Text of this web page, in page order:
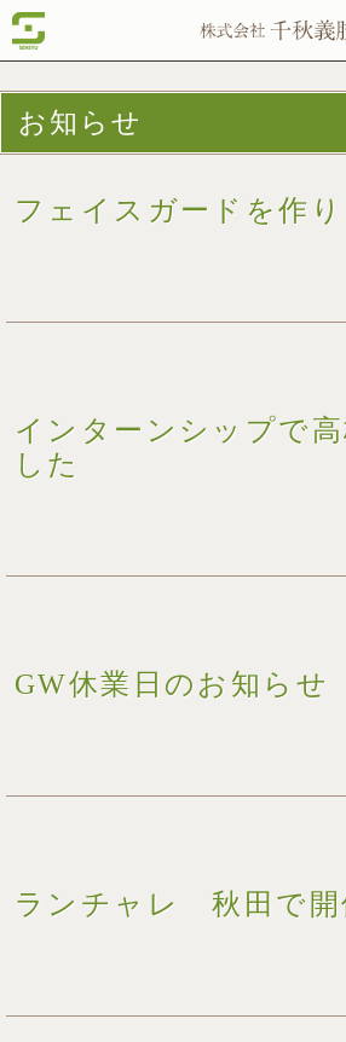
お知らせ
フェイスガードを作
インターンシップで高
した
GW休業日のお知らせ
ランチャレ 秋田で開